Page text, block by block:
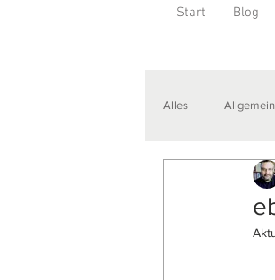
Start Blog
Alles Allgemein